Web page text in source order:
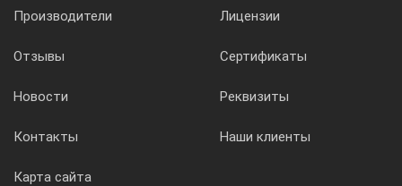
Примечание
Производители Лицензии
Отзывы Сертификаты
Новости Реквизиты
Контакты Наши клиенты
Карта сайта